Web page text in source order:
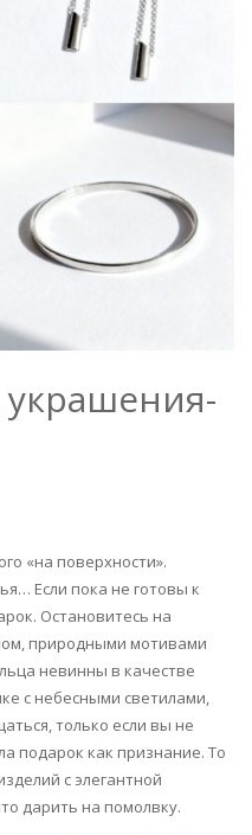
«на поверхности».
Если пока не готовы к
Остановитесь на
природными мотивами
невинны в качестве
с небесными светилами,
только если вы не
подарок как признание. То
с элегантной
дарить на помолвку.